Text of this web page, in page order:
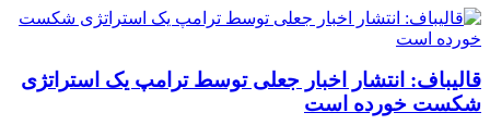
قالیباف: انتشار اخبار جعلی توسط ترامپ یک استراتژی
شکست خورده است